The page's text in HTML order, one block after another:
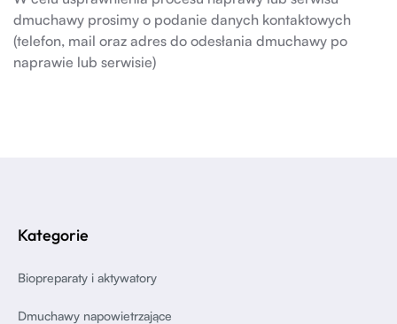
dmuchawy prosimy o podanie danych kontaktowych
(telefon, mail oraz adres do odesłania dmuchawy po
naprawie lub serwisie)
Kategorie
Biopreparaty i aktywatory
Dmuchawy napowietrzające